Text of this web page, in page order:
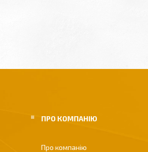
ПРО КОМПАНІЮ
Про компанію